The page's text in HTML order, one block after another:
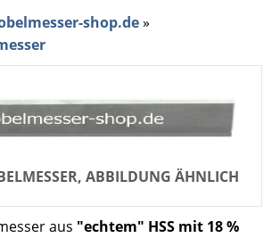
shop.de»
ABBILDUNG ÄHNLICH
aus "echtem" HSS mit 18 %